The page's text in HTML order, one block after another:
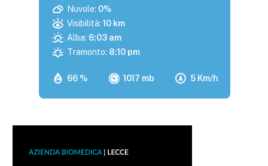
66 % 1017 mb 5 Km/h
Nuvole: 0%
Visibilità: 10 km
Alba: 6:03 am
Tramonto: 8:10 pm